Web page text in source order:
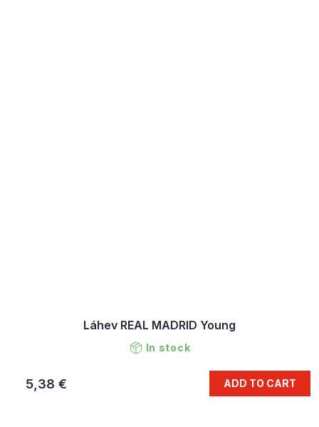
Láhev REAL MADRID Young
In stock
5,38 € ADD TO CART